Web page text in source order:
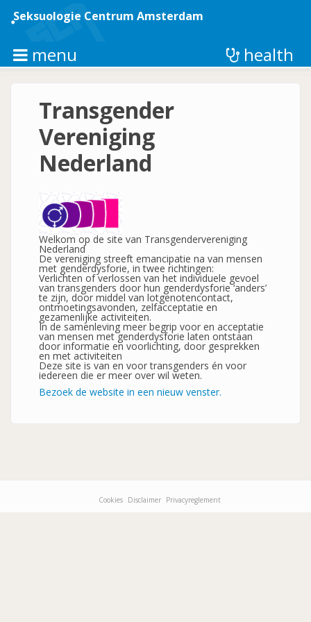
naar
gaan
Seksuologie Centrum Amsterdam
menu health
Transgender
Vereniging
Nederland
Welkom op de site van Transgendervereniging
Nederland
De vereniging streeft emancipatie na van mensen
met genderdysforie, in twee richtingen:
Verlichten of verlossen van het individuele gevoel
van transgenders door hun genderdysforie ‘anders’
te zijn, door middel van lotgenotencontact,
ontmoetingsavonden, zelfacceptatie en
gezamenlijke activiteiten.
In de samenleving meer begrip voor en acceptatie
van mensen met genderdysforie laten ontstaan
door informatie en voorlichting, door gesprekken
en met activiteiten
Deze site is van en voor transgenders én voor
iedereen die er meer over wil weten.
Bezoek de website in een nieuw venster.
Cookies Disclaimer Privacyreglement